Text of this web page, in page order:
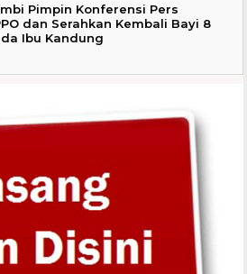
Pimpin Konferensi Pers
dan Serahkan Kembali Bayi 8
Ibu Kandung